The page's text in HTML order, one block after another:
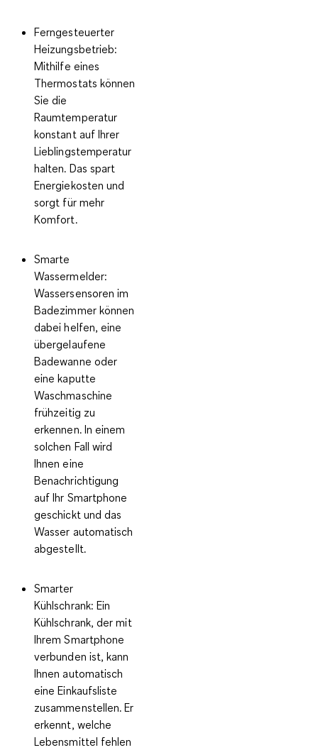
Ferngesteuerter
Heizungsbetrieb:
Mithilfe eines
Thermostats können
Sie die
Raumtemperatur
konstant auf Ihrer
Lieblingstemperatur
halten. Das spart
Energiekosten und
sorgt für mehr
Komfort.
Smarte
Wassermelder:
Wassersensoren im
Badezimmer können
dabei helfen, eine
übergelaufene
Badewanne oder
eine kaputte
Waschmaschine
frühzeitig zu
erkennen. In einem
solchen Fall wird
Ihnen eine
Benachrichtigung
auf Ihr Smartphone
geschickt und das
Wasser automatisch
abgestellt.
Smarter
Kühlschrank:Ein
Kühlschrank, der mit
Ihrem Smartphone
verbunden ist, kann
Ihnen automatisch
eine Einkaufsliste
zusammenstellen. Er
erkennt, welche
Lebensmittel fehlen